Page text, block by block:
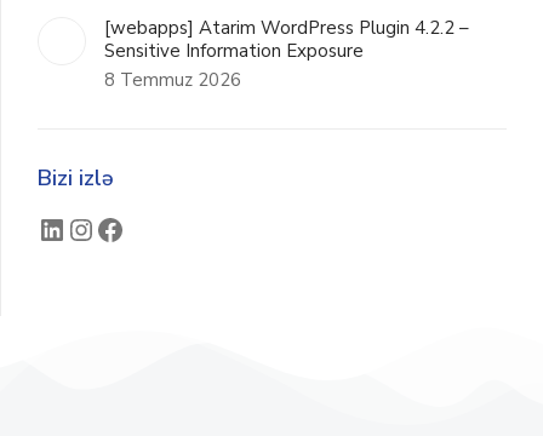
[webapps] Atarim WordPress Plugin 4.2.2 –
Sensitive Information Exposure
8 Temmuz 2026
Bizi izlə